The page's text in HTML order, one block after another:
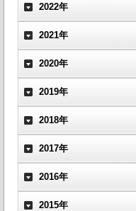
2022年
2021年
2020年
2019年
2018年
2017年
2016年
2015年